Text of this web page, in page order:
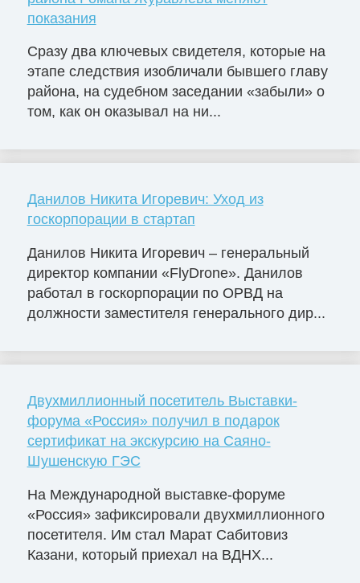
показания
Сразу два ключевых свидетеля, которые на
этапе следствия изобличали бывшего главу
района, на судебном заседании «забыли» о
том, как он оказывал на ни...
Данилов Никита Игоревич: Уход из
госкорпорации в стартап
Данилов Никита Игоревич – генеральный
директор компании «FlyDrone». Данилов
работал в госкорпорации по ОРВД на
должности заместителя генерального дир...
Двухмиллионный посетитель Выставки-
форума «Россия» получил в подарок
сертификат на экскурсию на Саяно-
Шушенскую ГЭС
На Международной выставке-форуме
«Россия» зафиксировали двухмиллионного
посетителя. Им стал Марат Сабитовиз
Казани, который приехал на ВДНХ...